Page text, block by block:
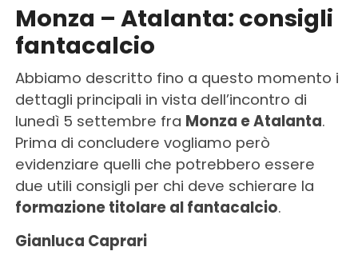
Monza – Atalanta: consigli
fantacalcio
Abbiamo descritto fino a questo momento i
dettagli principali in vista dell’incontro di
lunedì 5 settembre fra Monza e Atalanta.
Prima di concludere vogliamo però
evidenziare quelli che potrebbero essere
due utili consigli per chi deve schierare la
formazione titolare al fantacalcio.
Gianluca Caprari